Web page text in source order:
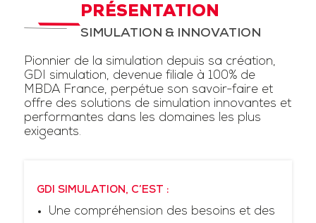
PRÉSENTATION
SIMULATION & INNOVATION
Pionnier de la simulation depuis sa création,
GDI simulation, devenue filiale à 100% de
MBDA France, perpétue son savoir-faire et
offre des solutions de simulation innovantes et
performantes dans les domaines les plus
exigeants.
GDI SIMULATION, C’EST :
Une compréhension des besoins et des